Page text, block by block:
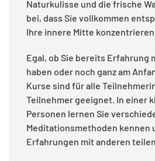
Naturkulisse und die frische
bei, dass Sie vollkommen
Ihre innere Mitte
Egal, ob Sie bereits Erfahrung
haben oder noch ganz am
Kurse sind für alle
Teilnehmer geeignet. In einer
Personen lernen Sie
Meditationsmethoden kennen
Erfahrungen mit anderen